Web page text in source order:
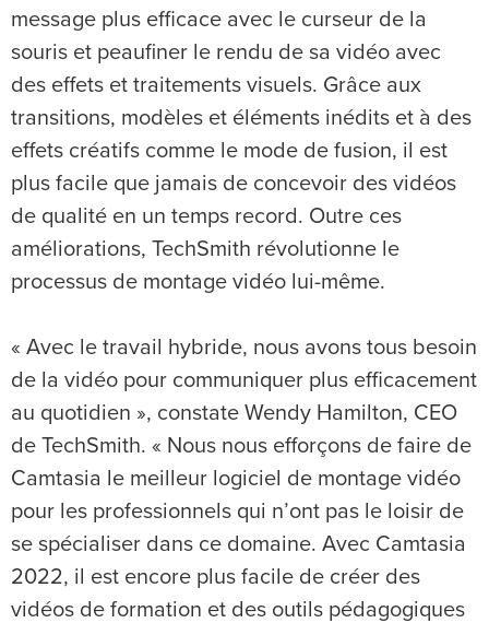
message plus efficace avec le curseur de la
souris et peaufiner le rendu de sa vidéo avec
des effets et traitements visuels. Grâce aux
transitions, modèles et éléments inédits et à des
effets créatifs comme le mode de fusion, il est
plus facile que jamais de concevoir des vidéos
de qualité en un temps record. Outre ces
améliorations, TechSmith révolutionne le
processus de montage vidéo lui-même.
« Avec le travail hybride, nous avons tous besoin
de la vidéo pour communiquer plus efficacement
au quotidien », constate Wendy Hamilton, CEO
de TechSmith. « Nous nous efforçons de faire de
Camtasia le meilleur logiciel de montage vidéo
pour les professionnels qui n’ont pas le loisir de
se spécialiser dans ce domaine. Avec Camtasia
2022, il est encore plus facile de créer des
vidéos de formation et des outils pédagogiques